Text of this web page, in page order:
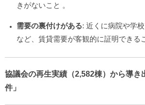
きがないこと 。
需要の裏付けがある: 近くに病院や学
など、賃貸需要が客観的に証明できる
協議会の再生実績（2,582棟）から導き
件」